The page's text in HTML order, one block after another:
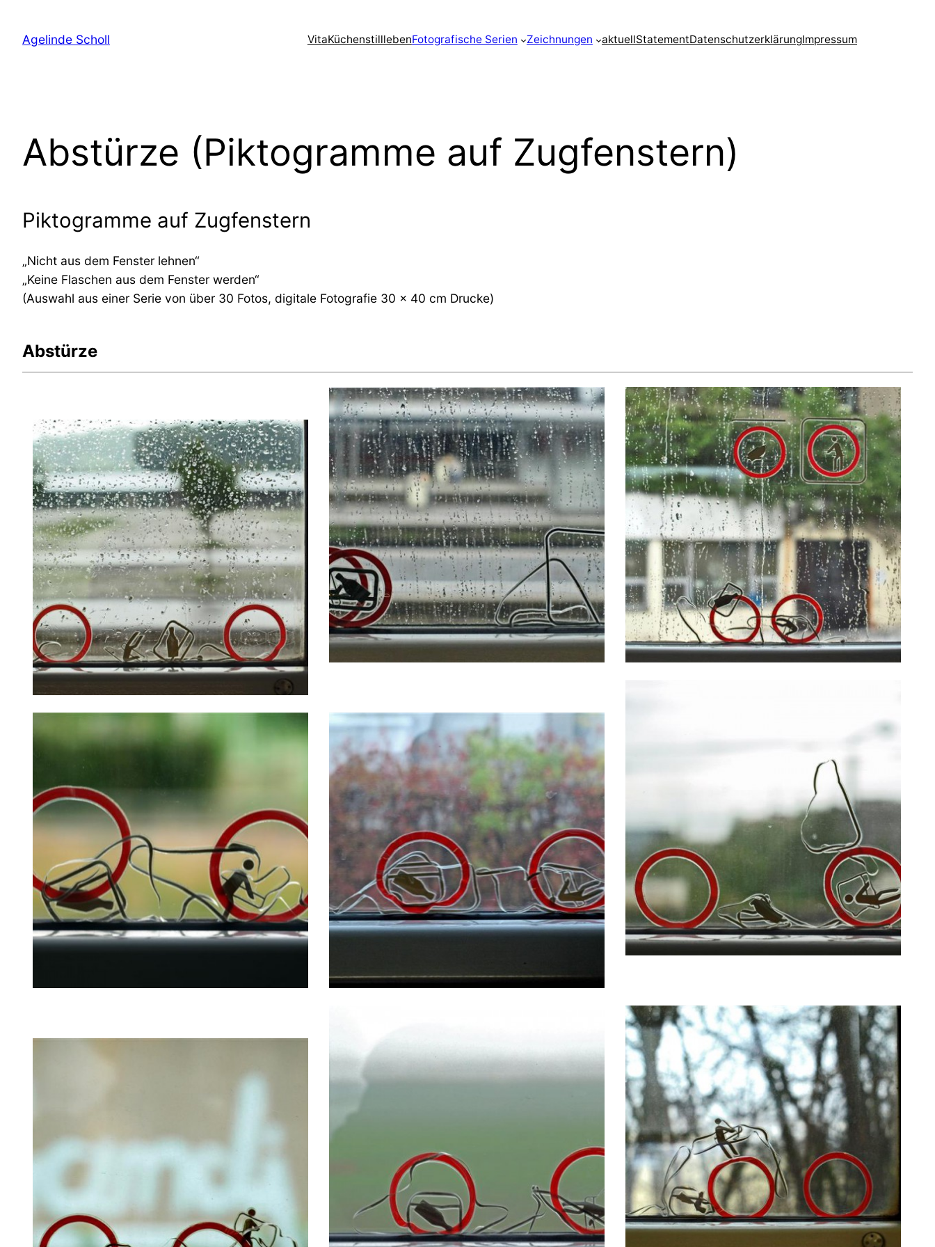
InhaltAgelinde Scholl VitaKüchenstilllebenFotografische Serien Zeichnungen aktuellStatementDatenschutzerklärungImpressum
Abstürze (Piktogramme auf Zugfenstern)
Piktogramme auf Zugfenstern
„Nicht aus dem Fenster lehnen“
„Keine Flaschen aus dem Fenster werden“
(Auswahl aus einer Serie von über 30 Fotos, digitale Fotografie 30 x 40 cm Drucke)
Abstürze